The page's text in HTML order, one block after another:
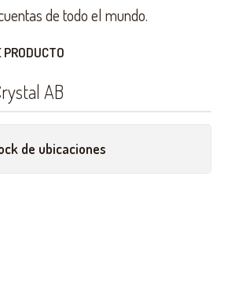
de todo el mundo.
AB
de ubicaciones